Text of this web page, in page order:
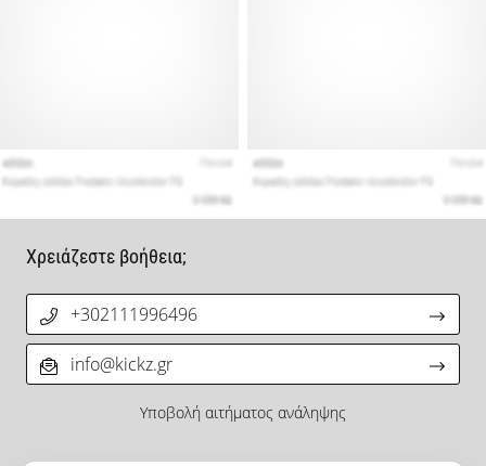
Χρειάζεστε βοήθεια;
+302111996496
info@kickz.gr
Υποβολή αιτήματος ανάληψης